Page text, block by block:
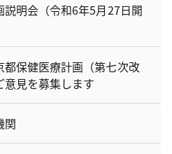
明会（令和6年5月27日開
都保健医療計画（第七次改
見を募集します
関